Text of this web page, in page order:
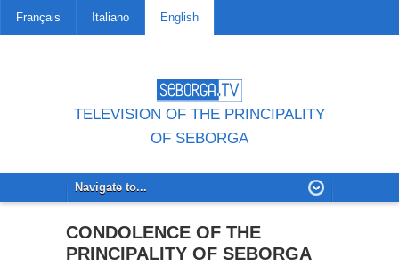
Français Italiano English
TELEVISION OF THE PRINCIPALITY
OF SEBORGA
CONDOLENCE OF THE
PRINCIPALITY OF SEBORGA